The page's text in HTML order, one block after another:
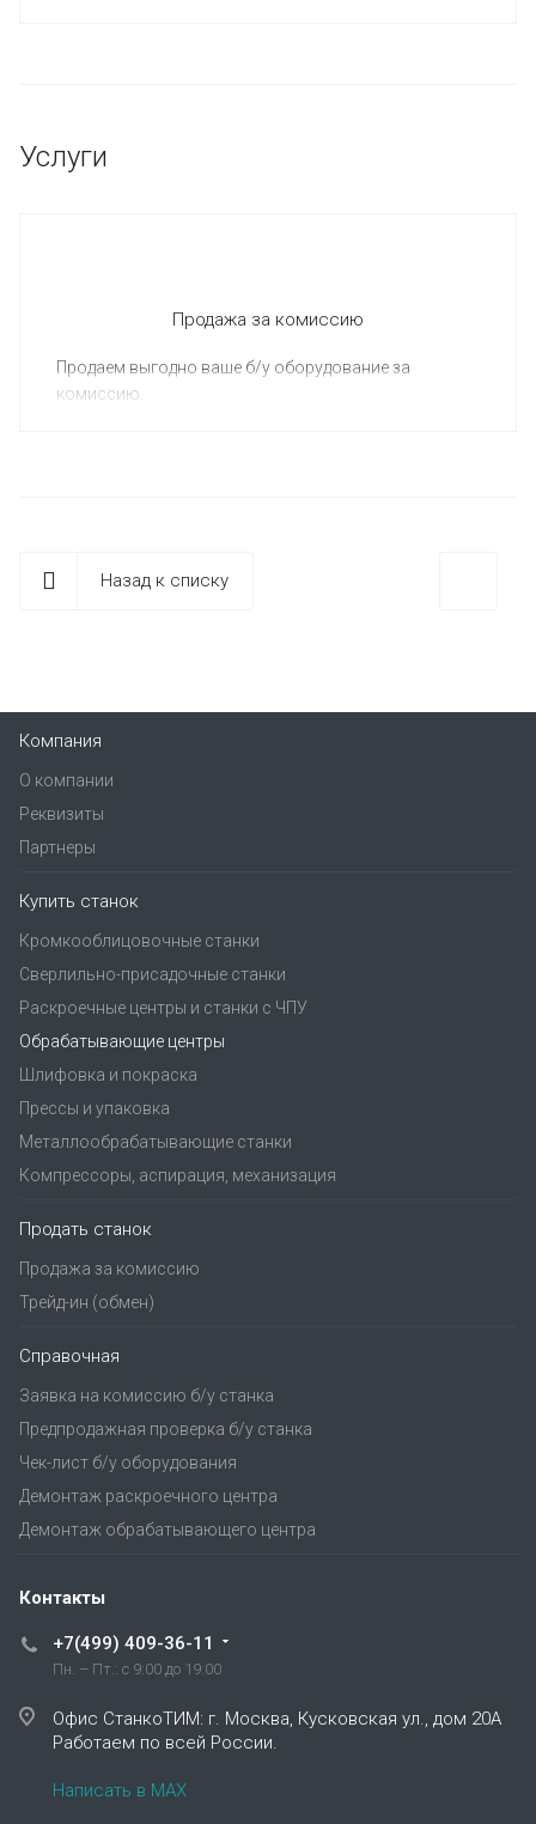
Услуги
Продажа за комиссию
Продаем выгодно ваше б/у оборудование за
комиссию.
Назад к списку
Компания
О компании
Реквизиты
Партнеры
Купить станок
Кромкооблицовочные станки
Сверлильно-присадочные станки
Раскроечные центры и станки с ЧПУ
Обрабатывающие центры
Шлифовка и покраска
Прессы и упаковка
Металлообрабатывающие станки
Компрессоры, аспирация, механизация
Продать станок
Продажа за комиссию
Трейд-ин (обмен)
Справочная
Заявка на комиссию б/у станка
Предпродажная проверка б/у станка
Чек-лист б/у оборудования
Демонтаж раскроечного центра
Демонтаж обрабатывающего центра
Контакты
+7(499) 409-36-11
Пн. – Пт.: с 9:00 до 19:00
Офис СтанкоТИМ: г. Москва, Кусковская ул., дом 20А
Работаем по всей России.
Написать в MAX